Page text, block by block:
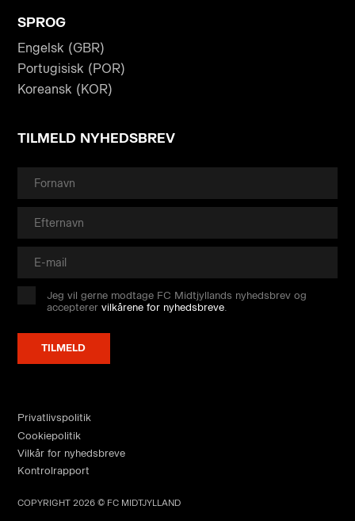
SPROG
Engelsk (GBR)
Portugisisk (POR)
Koreansk (KOR)
TILMELD NYHEDSBREV
Jeg vil gerne modtage FC Midtjyllands nyhedsbrev og
accepterervilkårene for nyhedsbreve.
Privatlivspolitik
Cookiepolitik
Vilkår for nyhedsbreve
Kontrolrapport
COPYRIGHT 2026 © FC MIDTJYLLAND